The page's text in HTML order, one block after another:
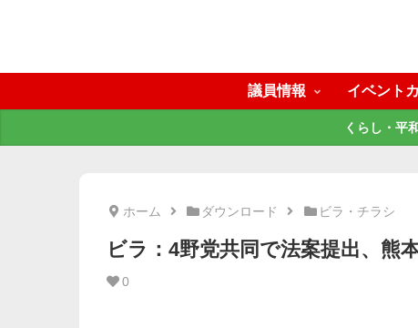
議員情報 イベント
くらし・平
ホーム ダウンロード ビラ・チラシ
ビラ：4野党共同で法案提出、熊
0